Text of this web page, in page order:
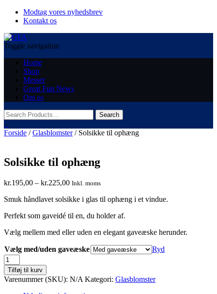
Modtag vores nyhedsbrev
Kontakt os
Toggle navigation
Home
Shop
Messer
Great Fun News
Om os
Forside /Glasblomster/ Solsikke til ophæng
Solsikke til ophæng
kr.195,00 – kr.225,00Prisinterval:
til
Inkl. moms
Smuk håndlavet solsikke i glas til ophæng i et vindue.
Perfekt som gaveidé til en, du holder af.
Vælg mellem med eller uden en elegant gaveæske herunder.
Vælg med/uden gaveæske
Ryd
Solsikke
til
ophæng
antal
Tilføj til kurv
Varenummer (SKU): N/A Kategori: Glasblomster